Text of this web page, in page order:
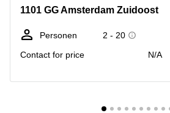
Hengelo
Hilversum
Hoofddorp
Reeuwijk
Business
Arnhem
1101 GG Amsterdam Zuidoost
Personen
2 - 20
Contact for price
N/A